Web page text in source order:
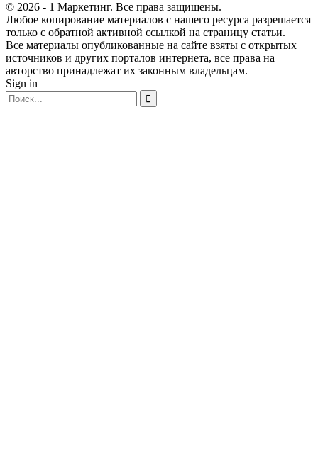
© 2026 - 1 Маркетинг. Все права защищены.
Любое копирование материалов с нашего ресурса разрешается
только с обратной активной ссылкой на страницу статьи.
Все материалы опубликованные на сайте взяты с открытых
источников и других порталов интернета, все права на
авторство принадлежат их законным владельцам.
Sign in